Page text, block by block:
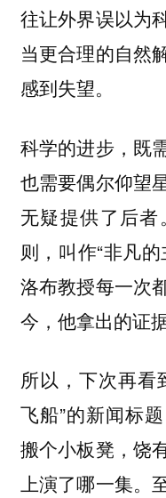
往让外界误以为
当更合理的自然
感到失望。
科学的进步，既
也需要偶尔仰望
无疑提供了后
则，叫作“非凡的
洛布教授每一次
今，他拿出的证
所以，下次再看
飞船”的新闻标
搬个小板凳，饶
上演了哪一集。